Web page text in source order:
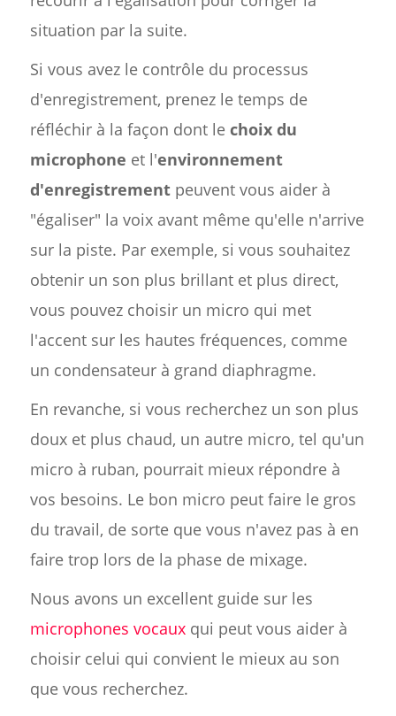
situation par la suite.
Si vous avez le contrôle du processus
d'enregistrement, prenez le temps de
réfléchir à la façon dont le choix du
microphone et l'environnement
d'enregistrementpeuvent vous aider à
"égaliser" la voix avant même qu'elle n'arrive
sur la piste. Par exemple, si vous souhaitez
obtenir un son plus brillant et plus direct,
vous pouvez choisir un micro qui met
l'accent sur les hautes fréquences, comme
un condensateur à grand diaphragme.
En revanche, si vous recherchez un son plus
doux et plus chaud, un autre micro, tel qu'un
micro à ruban, pourrait mieux répondre à
vos besoins. Le bon micro peut faire le gros
du travail, de sorte que vous n'avez pas à en
faire trop lors de la phase de mixage.
Nous avons un excellent guide sur les
microphones vocauxqui peut vous aider à
choisir celui qui convient le mieux au son
que vous recherchez.